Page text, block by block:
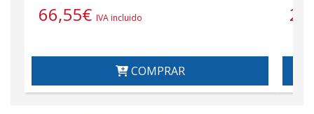
66,55€ IVA incluido
COMPRAR